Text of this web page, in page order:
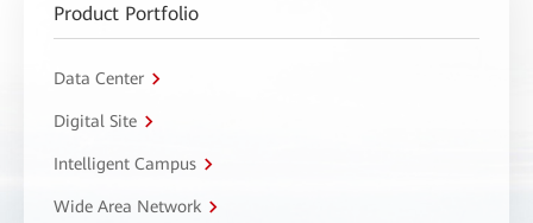
Product Portfolio
Data Center
Digital Site
Intelligent Campus
Wide Area Network